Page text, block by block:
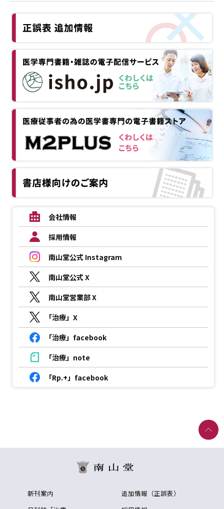
会社情報
採用情報
南山堂公式 Instagram
南山堂公式 X
南山堂営業部 X
「治療」X
「治療」facebook
「治療」note
「Rp.+」facebook
新刊案内
追加情報（正誤表）